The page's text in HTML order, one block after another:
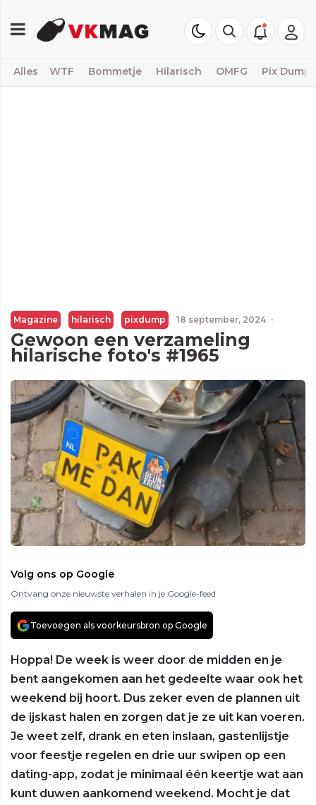
Alles WTF Bommetje Hilarisch OMFG Pix Dump
Magazine hilarisch pixdump 18 september, 2024 ·
Gewoon een verzameling
hilarische foto's #1965
Volg ons op Google
Ontvang onze nieuwste verhalen in je Google-feed
Toevoegen als voorkeursbron op Google
Hoppa! De week is weer door de midden en je
bent aangekomen aan het gedeelte waar ook het
weekend bij hoort. Dus zeker even de plannen uit
de ijskast halen en zorgen dat je ze uit kan voeren.
Je weet zelf, drank en eten inslaan, gastenlijstje
voor feestje regelen en drie uur swipen op een
dating-app, zodat je minimaal één keertje wat aan
kunt duwen aankomend weekend. Mocht je dat